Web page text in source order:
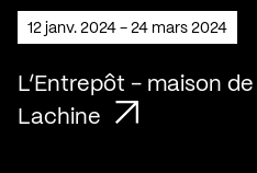
12 janv. 2024 - 24 mars 2024
L’Entrepôt - maison
Lachine